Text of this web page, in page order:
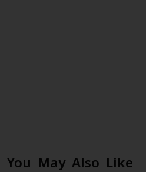
You May Also Like